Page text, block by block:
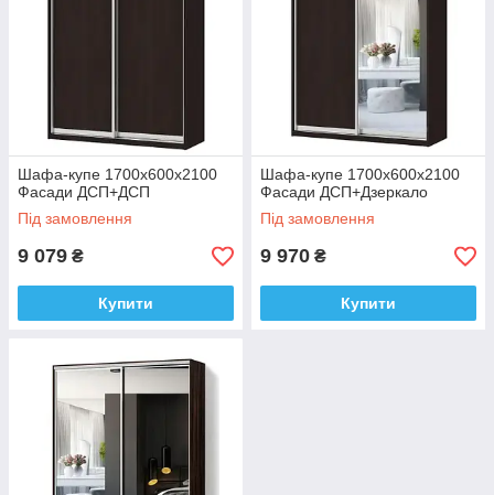
Шафа-купе 1700x600х2100
Фасади ДСП+ДСП
Під замовлення
9 079 ₴
Купити
Шафа-купе 1700x600х2100
Фасади ДСП+Дзеркало
Під замовлення
9 970 ₴
Купити